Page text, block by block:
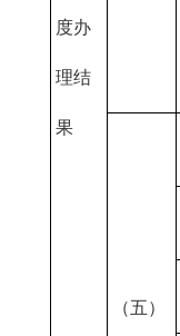
度办
理结
果
（五）